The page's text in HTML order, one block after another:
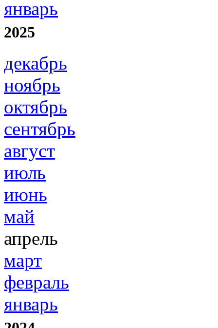
январь
2025
декабрь
ноябрь
октябрь
сентябрь
август
июль
июнь
май
апрель
март
февраль
январь